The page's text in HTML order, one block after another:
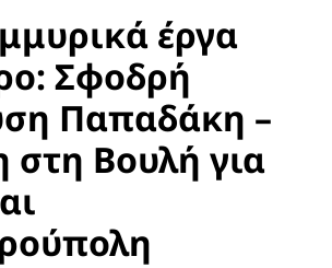
έργα
Σφοδρή
Παπαδάκη –
Βουλή για